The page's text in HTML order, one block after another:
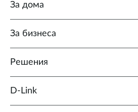
За дома
За бизнеса
Решения
D‑Link